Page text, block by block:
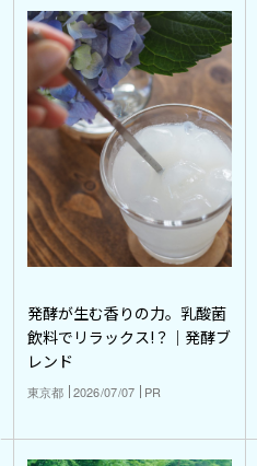
発酵が生む香りの力。乳酸菌
飲料でリラックス!？｜発酵ブ
レンド
東京都 2026/07/07 PR